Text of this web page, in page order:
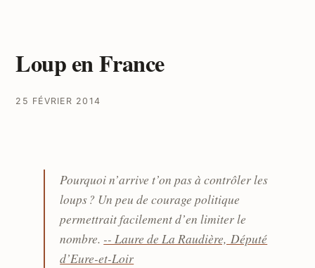
Loup en France
25 FÉVRIER 2014
Pourquoi n’arrive t’on pas à contrôler les
loups ? Un peu de courage politique
permettrait facilement d’en limiter le
nombre. -- Laure de La Raudière, Député
d’Eure-et-Loir